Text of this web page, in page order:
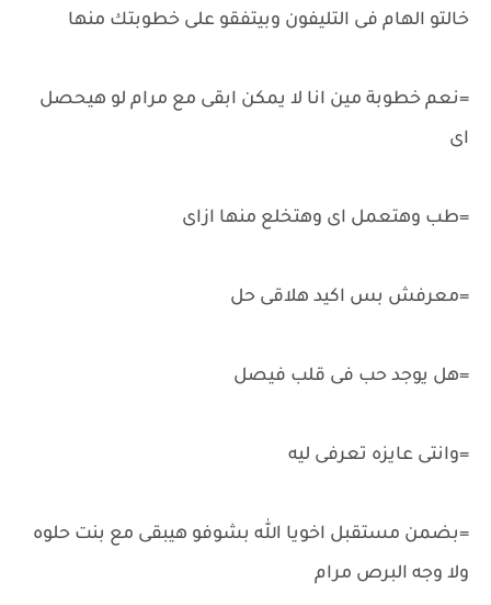
خالتو الهام فى التليفون وبيتفقو على خطوبتك منها
=نعم خطوبة مين انا لا يمكن ابقى مع مرام لو هيحصل
اى
=طب وهتعمل اى وهتخلع منها ازاى
=معرفش بس اكيد هلاقى حل
=هل يوجد حب فى قلب فيصل
=وانتى عايزه تعرفى ليه
=بضمن مستقبل اخويا الله بشوفو هيبقى مع بنت حلوه
ولا وجه البرص مرام